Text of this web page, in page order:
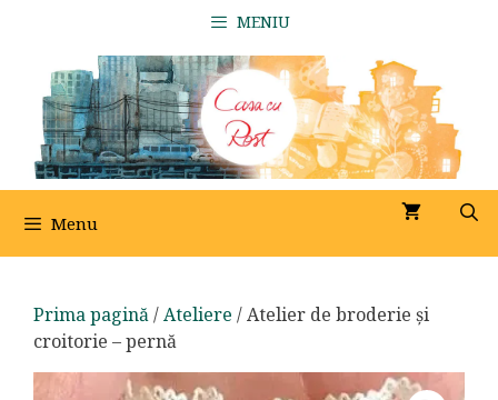
conținut
MENIU
Menu
Prima pagină/Ateliere / Atelier de broderie și
croitorie – pernă